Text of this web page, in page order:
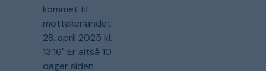
kommet til
mottakerlandet.
28. april 2025 kl.
13:16" Er altså 10
dager siden